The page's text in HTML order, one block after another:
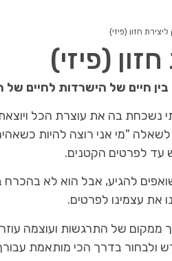
חזון (פיזי)
(פיזי)
חיים של הישרדות לחיים
"מי אני רוצה להיות
עד לפרטים הקטנים.
להגיע, אבל הוא לא
עצמינו לפרטים.
ממקום של התרגשות ועוצמה
בדרך הכי מותאמת